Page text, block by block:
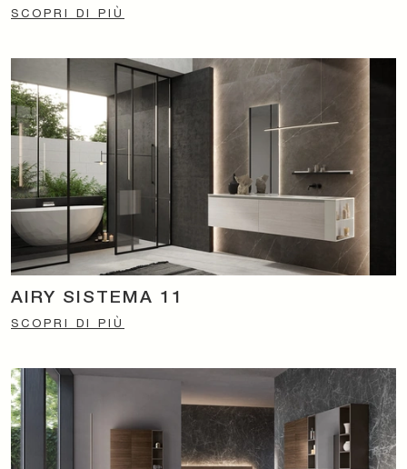
SCOPRI DI PIÙ
AIRY SISTEMA 11
SCOPRI DI PIÙ